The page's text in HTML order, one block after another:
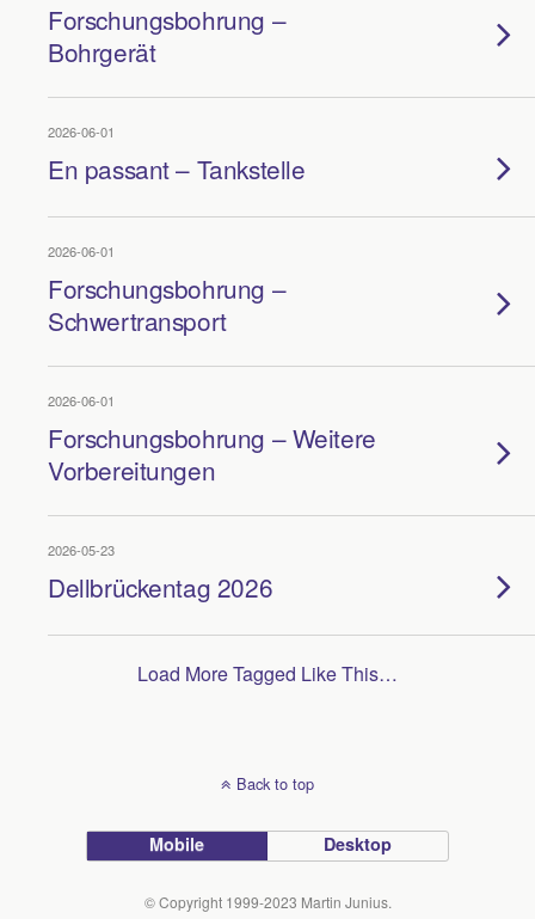
Forschungsbohrung –
Bohrgerät
2026-06-01
En passant – Tankstelle
2026-06-01
Forschungsbohrung –
Schwertransport
2026-06-01
Forschungsbohrung – Weitere
Vorbereitungen
2026-05-23
Dellbrückentag 2026
Load More Tagged Like This…
Back to top
Mobile Desktop
© Copyright 1999-2023 Martin Junius.